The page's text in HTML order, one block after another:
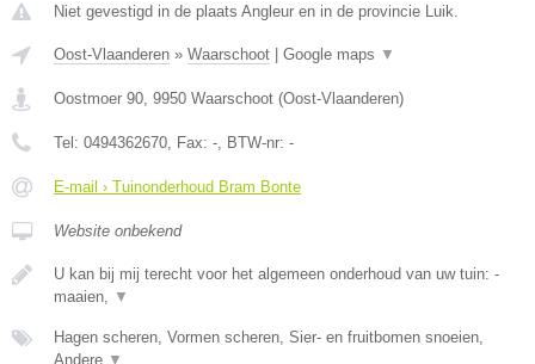
Niet gevestigd in de plaats Angleur en in de provincie Luik.
Oost-Vlaanderen » Waarschoot Google maps ▼
Oostmoer 90, 9950 Waarschoot (Oost-Vlaanderen)
Tel: 0494362670, Fax: -, BTW-nr: -
E-mail › Tuinonderhoud Bram Bonte
Website onbekend
U kan bij mij terecht voor het algemeen onderhoud van uw tuin: -
maaien, ▼
Hagen scheren, Vormen scheren, Sier- en fruitbomen snoeien,
Andere ▼